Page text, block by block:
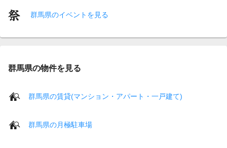
群馬県のイベントを見る
群馬県の物件を見る
群馬県の賃貸(マンション・アパート・一戸建て)
群馬県の月極駐車場